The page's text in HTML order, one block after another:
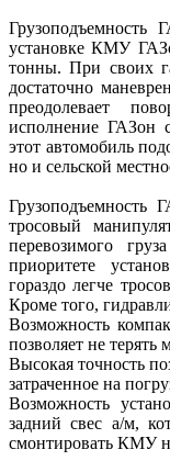
Грузоподъемность
установке КМУ
тонны. При своих
достаточно
преодолевает
исполнение ГАЗон
этот автомобиль
но и сельской
Грузоподъемность
тросовый
перевозимого
приоритете
гораздо легче
Кроме того,
Возможность
позволяет не
Высокая точность
затраченное на
Возможность
задний свес а/м,
смонтировать КМУ